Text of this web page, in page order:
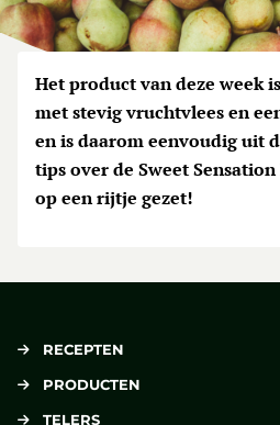
Het product van deze week
met stevig vruchtvlees en
en is daarom eenvoudig uit
tips over de Sweet
op een rijtje gezet!
RECEPTEN
PRODUCTEN
TELERS